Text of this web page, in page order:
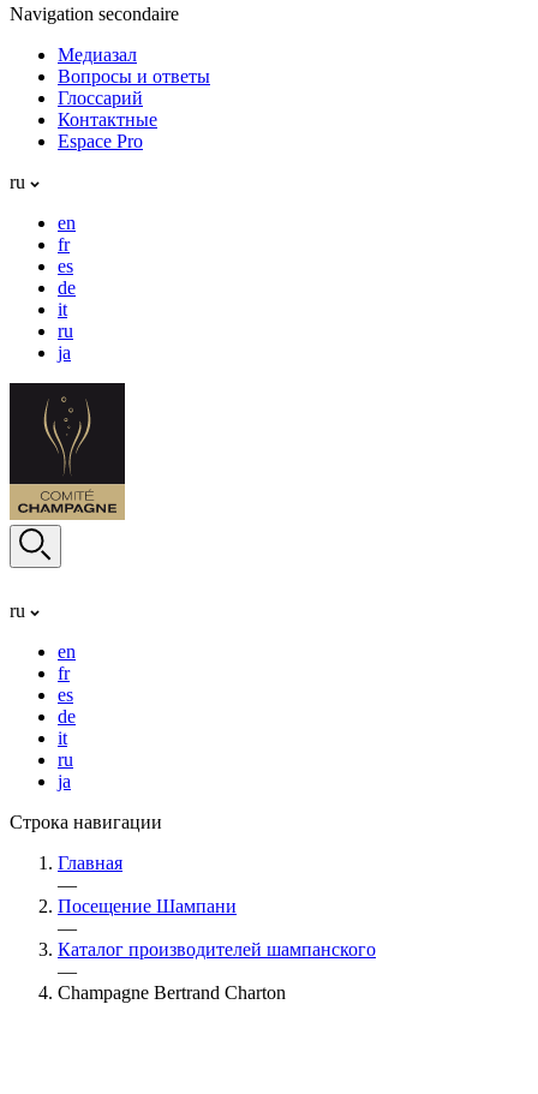
Navigation secondaire
Медиазал
Вопросы и ответы
Глоссарий
Контактные
Espace Pro
ru
en
fr
es
de
it
ru
ja
ru
en
fr
es
de
it
ru
ja
Строка навигации
Главная
—
Посещение Шампани
—
Каталог производителей шампанского
—
Champagne Bertrand Charton